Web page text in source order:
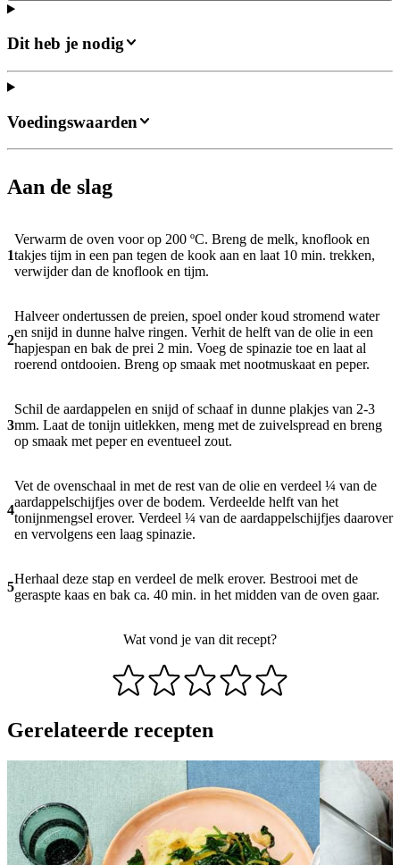
Dit heb je nodig
Aan de slag
1
Verwarm de oven voor op 200 ºC. Breng de melk, knoflook en
takjes tijm in een pan tegen de kook aan en laat 10 min. trekken,
verwijder dan de knoflook en tijm.
2
Halveer ondertussen de preien, spoel onder koud stromend water
en snijd in dunne halve ringen. Verhit de helft van de olie in een
hapjespan en bak de prei 2 min. Voeg de spinazie toe en laat al
roerend ontdooien. Breng op smaak met nootmuskaat en peper.
3
Schil de aardappelen en snijd of schaaf in dunne plakjes van 2-3
mm. Laat de tonijn uitlekken, meng met de zuivelspread en breng
op smaak met peper en eventueel zout.
4
Vet de ovenschaal in met de rest van de olie en verdeel ¼ van de
aardappelschijfjes over de bodem. Verdeelde helft van het
tonijnmengsel erover. Verdeel ¼ van de aardappelschijfjes daarover
en vervolgens een laag spinazie.
5
Herhaal deze stap en verdeel de melk erover. Bestrooi met de
geraspte kaas en bak ca. 40 min. in het midden van de oven gaar.
Wat vond je van dit recept?
Voedingswaarden
Gerelateerde recepten